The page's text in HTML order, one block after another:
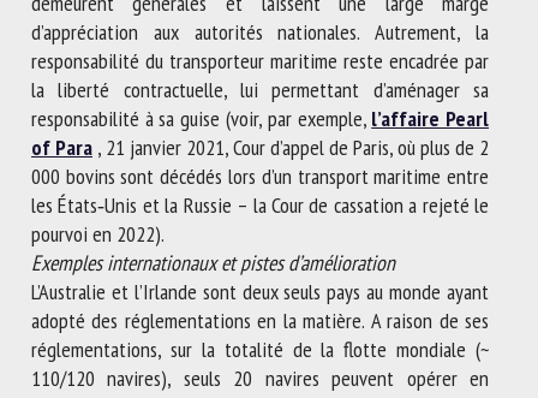
d’appréciation aux autorités nationales. Autrement, la
responsabilité du transporteur maritime reste encadrée par
la liberté contractuelle, lui permettant d’aménager sa
responsabilité à sa guise (voir, par exemple, l’affaire Pearl
of Para , 21 janvier 2021, Cour d’appel de Paris, où plus de 2
000 bovins sont décédés lors d’un transport maritime entre
les États‑Unis et la Russie – la Cour de cassation a rejeté le
pourvoi en 2022).
Exemples internationaux et pistes d’amélioration
L’Australie et l’Irlande sont deux seuls pays au monde ayant
adopté des réglementations en la matière. A raison de ses
réglementations, sur la totalité de la flotte mondiale (~
110/120 navires), seuls 20 navires peuvent opérer en